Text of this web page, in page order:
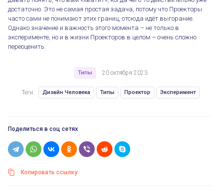
достаточно. Это не самая простая задача, потому что Проекторы
часто сами не понимают этих границ, отсюда идёт выгорание.
Однако значение и важность этого момента – не только в
эксперименте, но и в жизни Проекторов в целом – очень сложно
переоценить.
Типы 20 октября 2023
Теги: Дизайн Человека Типы Проектор Эксперимент
Поделиться в соц сетях
Копировать ссылку